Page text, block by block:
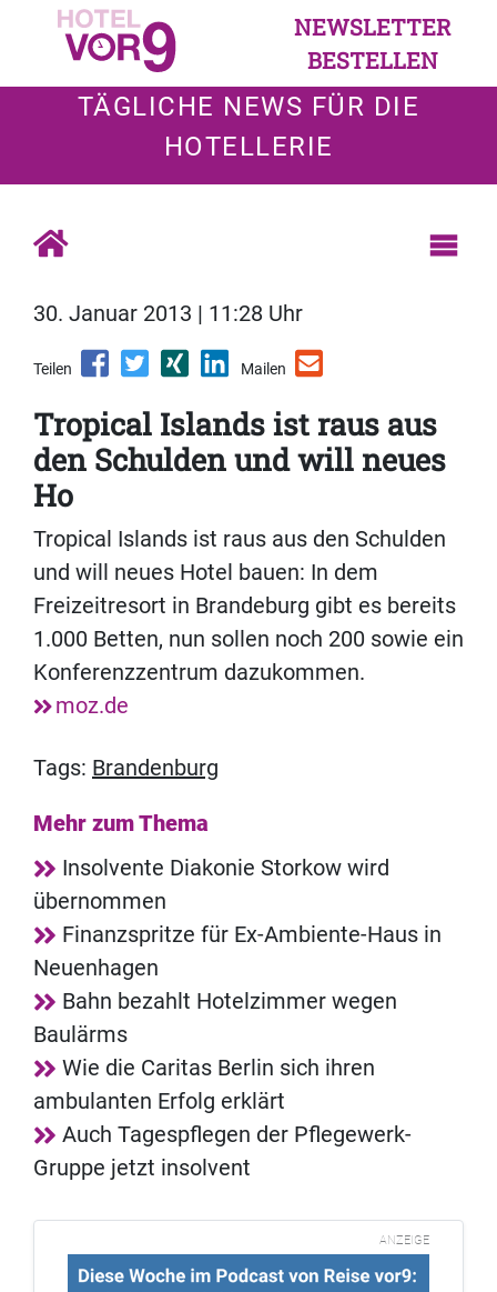
NEWSLETTER
BESTELLEN
TÄGLICHE NEWS FÜR DIE
HOTELLERIE
30. Januar 2013 | 11:28 Uhr
Teilen Mailen
Tropical Islands ist raus aus
den Schulden und will neues
Ho
Tropical Islands ist raus aus den Schulden
und will neues Hotel bauen: In dem
Freizeitresort in Brandeburg gibt es bereits
1.000 Betten, nun sollen noch 200 sowie ein
Konferenzzentrum dazukommen.
moz.de
Tags: Brandenburg
Mehr zum Thema
Insolvente Diakonie Storkow wird
übernommen
Finanzspritze für Ex-Ambiente-Haus in
Neuenhagen
Bahn bezahlt Hotelzimmer wegen
Baulärms
Wie die Caritas Berlin sich ihren
ambulanten Erfolg erklärt
Auch Tagespflegen der Pflegewerk-
Gruppe jetzt insolvent
ANZEIGE